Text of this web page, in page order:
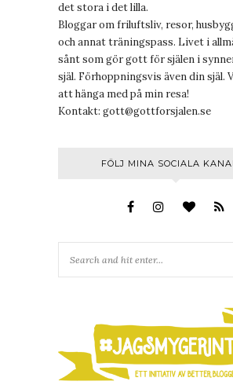
det stora i det lilla.
Bloggar om friluftsliv, resor,
och annat träningspass. Livet i
sånt som gör gott för själen i
själ. Förhoppningsvis även din själ.
att hänga med på min resa!
Kontakt: gott@gottforsjalen.se
FÖLJ MINA SOCIALA